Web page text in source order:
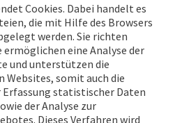
Cookies. Dabei handelt es
die mit Hilfe des Browsers
werden. Sie richten
ermöglichen eine Analyse der
und unterstützen die
Websites, somit auch die
Erfassung statistischer Daten
der Analyse zur
Dieses Verfahren wird